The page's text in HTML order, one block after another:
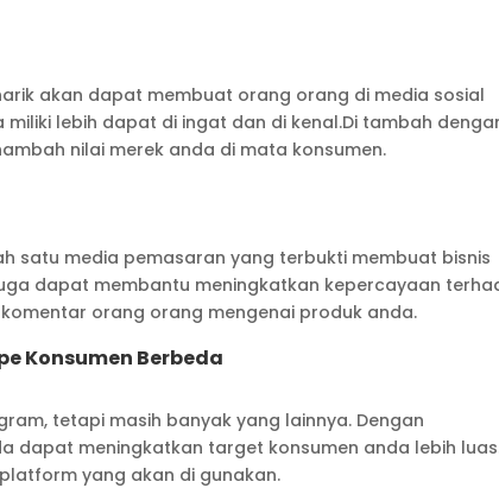
akan dapat membuat orang orang di media sosial
lebih dapat di ingat dan di kenal.Di tambah
nilai merek anda di mata konsumen.
satu media pemasaran yang terbukti membuat bisnis
dapat membantu meningkatkan kepercayaan
orang orang mengenai produk anda.
Konsumen Berbeda
tetapi masih banyak yang lainnya. Dengan
dapat meningkatkan target konsumen anda lebih
yang akan di gunakan.